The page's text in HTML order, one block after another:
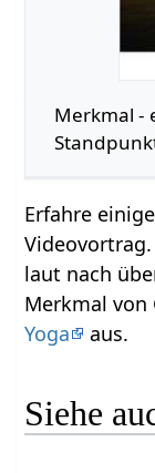
Merkmal‏‎ - erläutert vom Yoga
Erfahre einiges
laut nach
Yoga
aus.
Siehe